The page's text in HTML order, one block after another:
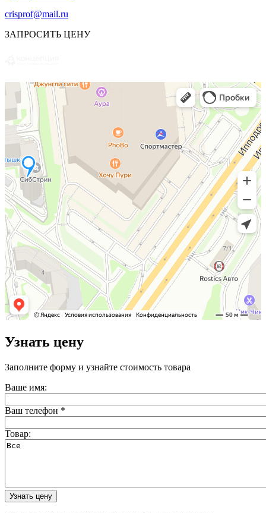
crisprof@mail.ru
ЗАПРОСИТЬ ЦЕНУ
Узнать цену
Заполните форму и узнайте стоимость товара
Ваше имя:
Ваш телефон *
Товар: